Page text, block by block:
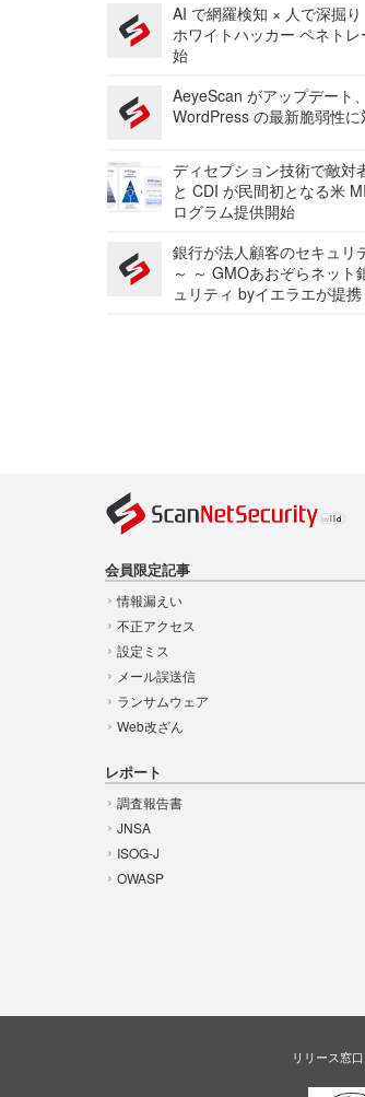
AI で網羅検知 × 人で深掘
ホワイトハッカー ペネト
始
AeyeScan がアップデート
WordPress の最新脆弱性に
ディセプション技術で敵対
と CDI が民間初となる米
ログラム提供開始
銀行が法人顧客のセキュリ
～ ～ GMOあおぞらネット
ュリティ byイエラエが提携
会員限定記事
情報漏えい
不正アクセス
設定ミス
メール誤送信
ランサムウェア
Web改ざん
レポート
調査報告書
JNSA
ISOG-J
OWASP
リリース窓